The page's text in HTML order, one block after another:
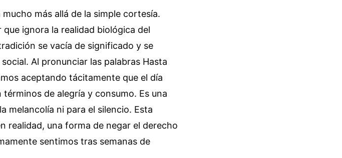
más allá de la simple cortesía.
ignora la realidad biológica del
se vacía de significado y se
Al pronunciar las palabras Hasta
aceptando tácitamente que el día
de alegría y consumo. Es una
melancolía ni para el silencio. Esta
realidad, una forma de negar el derecho
sentimos tras semanas de